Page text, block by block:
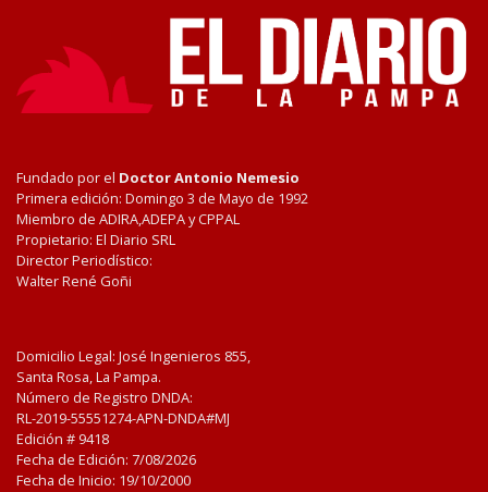
Fundado por el Doctor Antonio Nemesio
Primera edición: Domingo 3 de Mayo de 1992
Miembro de ADIRA,ADEPA y CPPAL
Propietario: El Diario SRL
Director Periodístico:
Walter René Goñi
Domicilio Legal: José Ingenieros 855,
Santa Rosa, La Pampa.
Número de Registro DNDA:
RL-2019-55551274-APN-DNDA#MJ
Edición # 9418
Fecha de Edición: 7/08/2026
Fecha de Inicio: 19/10/2000